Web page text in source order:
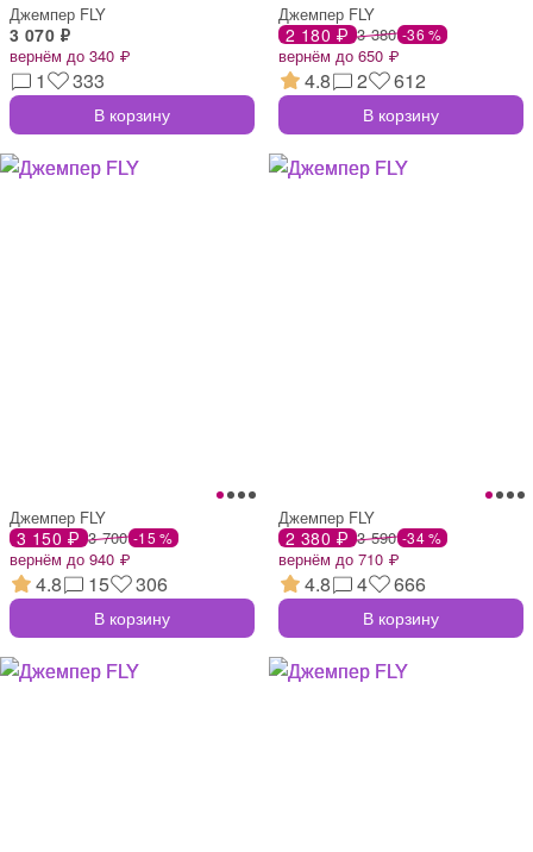
Джемпер FLY
3 070 ₽
вернём до 340 ₽
1 333
В корзину
Джемпер FLY
2 180 ₽ 3 380 -36 %
вернём до 650 ₽
4.8 2 612
В корзину
Джемпер FLY
3 150 ₽ 3 700 -15 %
вернём до 940 ₽
4.8 15 306
В корзину
Джемпер FLY
2 380 ₽ 3 590 -34 %
вернём до 710 ₽
4.8 4 666
В корзину